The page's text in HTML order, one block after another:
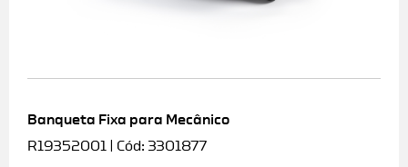
Banqueta Fixa para Mecânico
R19352001 | Cód: 3301877